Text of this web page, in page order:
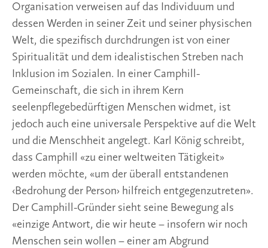
Organisation verweisen auf das Individuum und
dessen Werden in seiner Zeit und seiner physischen
Welt, die spezifisch durchdrungen ist von einer
Spiritualität und dem idealistischen Streben nach
Inklusion im Sozialen. In einer Camphill-
Gemeinschaft, die sich in ihrem Kern
seelenpflegebedürftigen Menschen widmet, ist
jedoch auch eine universale Perspektive auf die Welt
und die Menschheit angelegt. Karl König schreibt,
dass Camphill «zu einer weltweiten Tätigkeit»
werden möchte, «um der überall entstandenen
‹Bedrohung der Person› hilfreich entgegenzutreten».
Der Camphill-Gründer sieht seine Bewegung als
«einzige Antwort, die wir heute – insofern wir noch
Menschen sein wollen – einer am Abgrund